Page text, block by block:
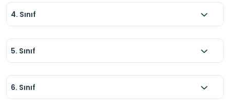
4. Sınıf
5. Sınıf
6. Sınıf